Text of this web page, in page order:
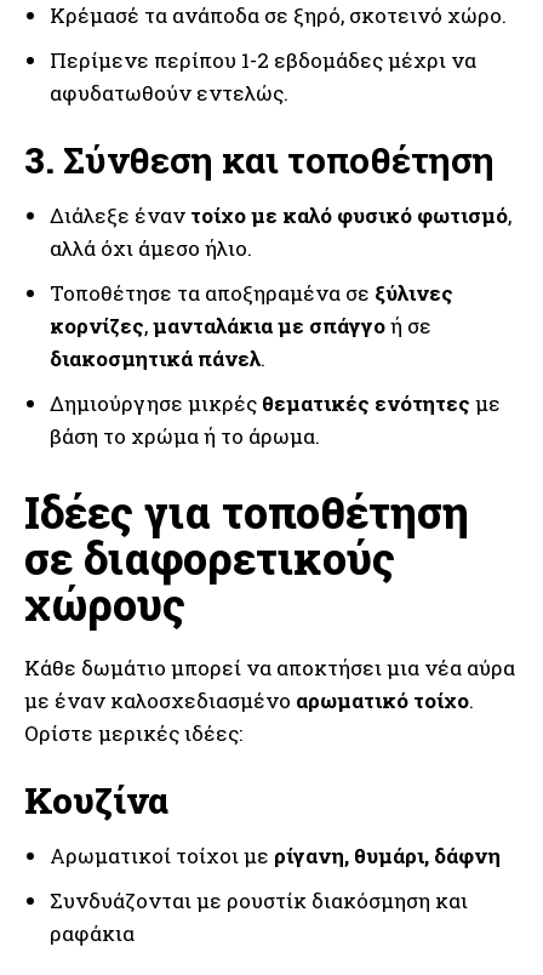
Κρέμασέ τα ανάποδα σε ξηρό, σκοτεινό χώρο.
Περίμενε περίπου 1-2 εβδομάδες μέχρι να
αφυδατωθούν εντελώς.
3. Σύνθεση και τοποθέτηση
Διάλεξε έναν τοίχο με καλό φυσικό φωτισμό,
αλλά όχι άμεσο ήλιο.
Τοποθέτησε τα αποξηραμένα σε ξύλινες
κορνίζες,μανταλάκια με σπάγγοή σε
διακοσμητικά πάνελ.
Δημιούργησε μικρές θεματικές ενότητες με
βάση το χρώμα ή το άρωμα.
Ιδέες για τοποθέτηση
σε διαφορετικούς
χώρους
Κάθε δωμάτιο μπορεί να αποκτήσει μια νέα αύρα
με έναν καλοσχεδιασμένο αρωματικό τοίχο.
Ορίστε μερικές ιδέες:
Κουζίνα
Αρωματικοί τοίχοι με ρίγανη, θυμάρι, δάφνη
Συνδυάζονται με ρουστίκ διακόσμηση και
ραφάκια